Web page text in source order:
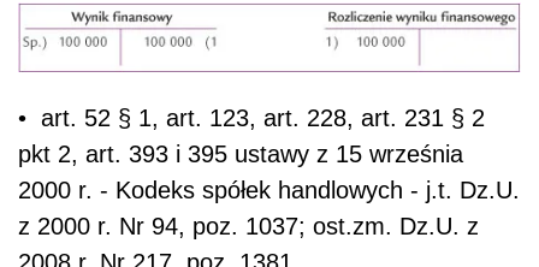
• art. 52 § 1, art. 123, art. 228, art. 231 § 2
pkt 2, art. 393 i 395 ustawy z 15 września
2000 r. - Kodeks spółek handlowych - j.t. Dz.U.
z 2000 r. Nr 94, poz. 1037; ost.zm. Dz.U. z